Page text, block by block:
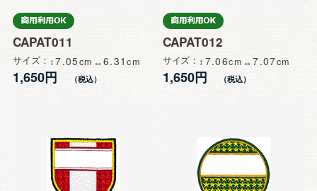
CAPAT011
サイズ 7.05 6.31
1,650円
CAPAT012
サイズ 7.06 7.07
1,650円